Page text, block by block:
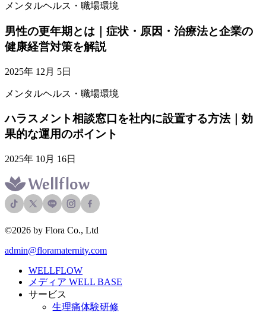
メンタルヘルス・職場環境
男性の更年期とは｜症状・原因・治療法と企業の
健康経営対策を解説
2025年 12月 5日
メンタルヘルス・職場環境
ハラスメント相談窓口を社内に設置する方法｜効
果的な運用のポイント
2025年 10月 16日
©2026 by Flora Co., Ltd
admin@floramaternity.com
WELLFLOW
メディア WELL BASE
サービス
生理痛体験研修